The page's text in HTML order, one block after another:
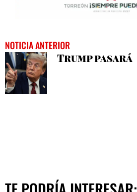
NOTICIA ANTERIOR
Trump pasará